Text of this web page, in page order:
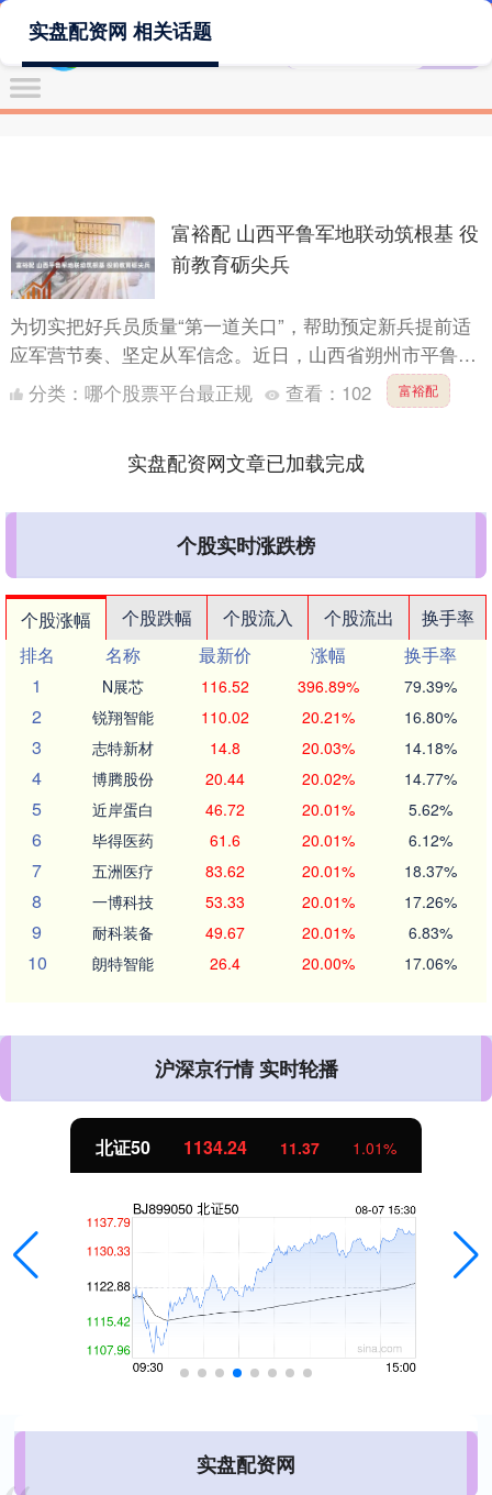
实盘配资网 相关话题
富裕配 山西平鲁军地联动筑根基 役
前教育砺尖兵
为切实把好兵员质量“第一道关口”，帮助预定新兵提前适
应军营节奏、坚定从军信念。近日，山西省朔州市平鲁区
人民武装部联合区委、区政府及相关单位，精心组织2025
年度....
分类： 哪个股票平台最正规 查看： 102 富裕配
实盘配资网文章已加载完成
个股实时涨跌榜
个股涨幅 个股跌幅 个股流入 个股流出
换手率
排名
名称 最新价 涨幅
换手率
1
N展芯 116.52 396.89% 79.39%
2 锐翔智能 110.02 20.21% 16.80%
3 志特新材 14.8 20.03% 14.18%
4 博腾股份 20.44 20.02% 14.77%
5 近岸蛋白 46.72 20.01% 5.62%
6 毕得医药 61.6 20.01% 6.12%
7 五洲医疗 83.62 20.01% 18.37%
8 一博科技 53.33 20.01% 17.26%
9 耐科装备 49.67 20.01% 6.83%
10 朗特智能 26.4 20.00% 17.06%
沪深京行情 实时轮播
北证50 1134.24 11.37 1.01%
实盘配资网